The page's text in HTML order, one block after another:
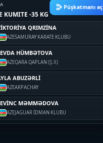
KUMITE -35 KG
Püşkatmanı aç
QRIMZİNA
AZESAMURAY KARATE KLUBU
HÜMBƏTOVA
AZEQARA QAPLAN (Ş.X)
ABUZƏRLİ
AZEARPACHAY
MƏMMƏDOVA
AZEJAGUAR İDMAN KLUBU